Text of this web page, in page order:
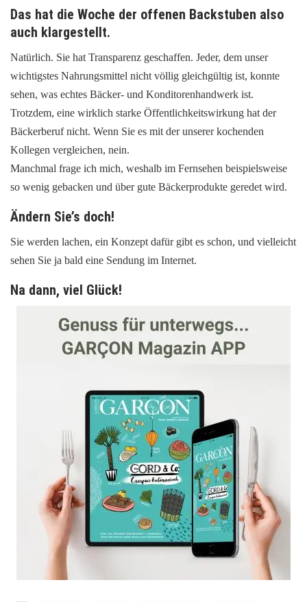
Das hat die Woche der offenen Backstuben also
auch klargestellt.
Natürlich. Sie hat Transparenz geschaffen. Jeder, dem unser
wichtigstes Nahrungsmittel nicht völlig gleichgültig ist, konnte
sehen, was echtes Bäcker- und Konditorenhandwerk ist.
Trotzdem, eine wirklich starke Öffentlichkeitswirkung hat der
Bäckerberuf nicht. Wenn Sie es mit der unserer kochenden
Kollegen vergleichen, nein.
Manchmal frage ich mich, weshalb im Fernsehen beispielsweise
so wenig gebacken und über gute Bäckerprodukte geredet wird.
Ändern Sie’s doch!
Sie werden lachen, ein Konzept dafür gibt es schon, und vielleicht
sehen Sie ja bald eine Sendung im Internet.
Na dann, viel Glück!